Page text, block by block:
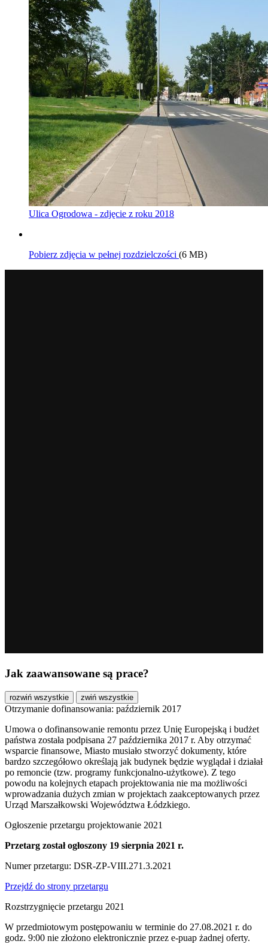
Ulica Ogrodowa - zdjęcie z roku 2018
Pobierz zdjęcia w pełnej rozdzielczości (6 MB)
Jak zaawansowane są prace?
rozwiń wszystkie zwiń wszystkie
Otrzymanie dofinansowania: październik 2017
Umowa o dofinansowanie remontu przez Unię Europejską i budżet
państwa została podpisana 27 października 2017 r. Aby otrzymać
wsparcie finansowe, Miasto musiało stworzyć dokumenty, które
bardzo szczegółowo określają jak budynek będzie wyglądał i działał
po remoncie (tzw. programy funkcjonalno-użytkowe). Z tego
powodu na kolejnych etapach projektowania nie ma możliwości
wprowadzania dużych zmian w projektach zaakceptowanych przez
Urząd Marszałkowski Województwa Łódzkiego.
Ogłoszenie przetargu projektowanie 2021
Przetarg został ogłoszony 19 sierpnia 2021 r.
Numer przetargu: DSR-ZP-VIII.271.3.2021
Przejdź do strony przetargu
Rozstrzygnięcie przetargu 2021
W przedmiotowym postępowaniu w terminie do 27.08.2021 r. do
godz. 9:00 nie złożono elektronicznie przez e-puap żadnej oferty.